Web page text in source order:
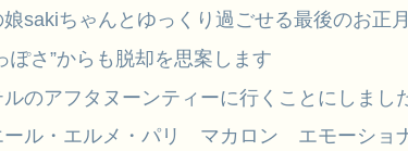
sakiちゃんとゆっくり過ごせる最後のお正
ぽさ”からも脱却を思案します
のアフタヌーンティーに行くことにしまし
ール・エルメ・パリ マカロン エモーショ